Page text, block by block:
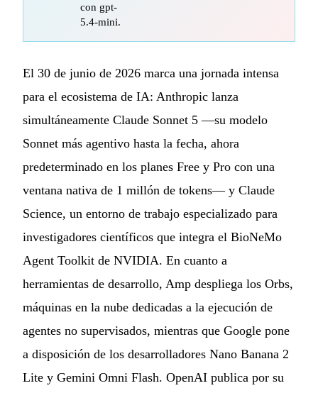
con gpt-
5.4-mini.
El 30 de junio de 2026 marca una jornada intensa
para el ecosistema de IA: Anthropic lanza
simultáneamente Claude Sonnet 5 —su modelo
Sonnet más agentivo hasta la fecha, ahora
predeterminado en los planes Free y Pro con una
ventana nativa de 1 millón de tokens— y Claude
Science, un entorno de trabajo especializado para
investigadores científicos que integra el BioNeMo
Agent Toolkit de NVIDIA. En cuanto a
herramientas de desarrollo, Amp despliega los Orbs,
máquinas en la nube dedicadas a la ejecución de
agentes no supervisados, mientras que Google pone
a disposición de los desarrolladores Nano Banana 2
Lite y Gemini Omni Flash. OpenAI publica por su